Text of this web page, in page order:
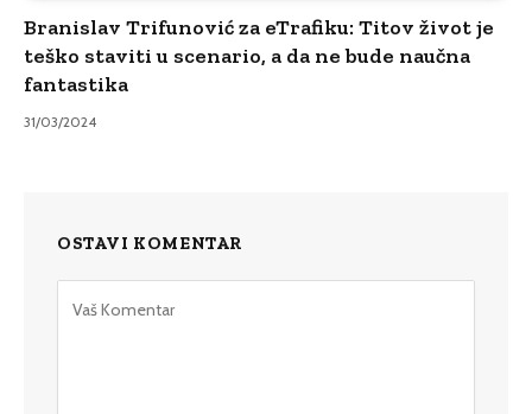
Branislav Trifunović za eTrafiku: Titov život je
teško staviti u scenario, a da ne bude naučna
fantastika
31/03/2024
OSTAVI KOMENTAR